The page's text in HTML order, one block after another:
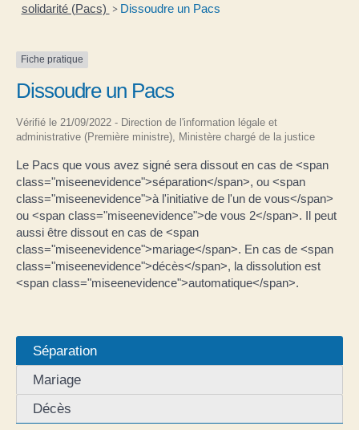
solidarité (Pacs) > Dissoudre un Pacs
Fiche pratique
Dissoudre un Pacs
Vérifié le 21/09/2022 - Direction de l'information légale et
administrative (Première ministre), Ministère chargé de la justice
Le Pacs que vous avez signé sera dissout en cas de <span
class="miseenevidence">séparation</span>, ou <span
class="miseenevidence">à l'initiative de l'un de vous</span>
ou <span class="miseenevidence">de vous 2</span>. Il peut
aussi être dissout en cas de <span
class="miseenevidence">mariage</span>. En cas de <span
class="miseenevidence">décès</span>, la dissolution est
<span class="miseenevidence">automatique</span>.
Séparation
Mariage
Décès